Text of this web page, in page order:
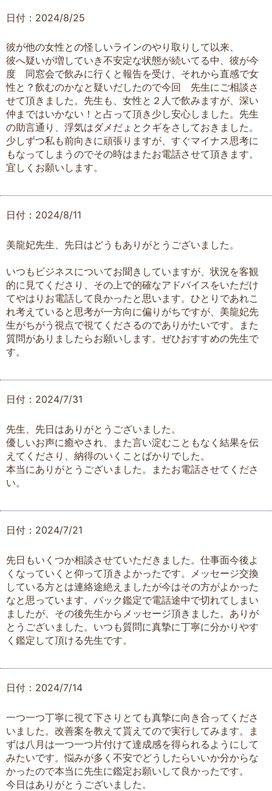
日付：2024/8/25
彼が他の女性との怪しいラインのやり取りして以来、
彼へ疑いが増していき不安定な状態が続いてる中、彼が今
度 同窓会で飲みに行くと報告を受け、それから直感で女
性と？飲むのかなと疑いだしたので今回 先生にご相談さ
せて頂きました。先生も、女性と２人で飲みますが、深い
仲まではいかない！と占って頂き少し安心しました。先生
の助言通り、浮気はダメだょとクギをさしておきました。
少しずつ私も前向きに頑張りますが、すぐマイナス思考に
もなってしまうのでその時はまたお電話させて頂きます。
宜しくお願いします。
日付：2024/8/11
美龍妃先生、先日はどうもありがとうございました。
いつもビジネスについてお聞きしていますが、状況を客観
的に見てくださり、その上で的確なアドバイスをいただけ
てやはりお電話して良かったと思います。ひとりであれこ
れ考えていると思考が一方向に偏りがちですが、美龍妃先
生がちがう視点で視てくださるのでありがたいです。また
質問がありましたらお願いします。ぜひおすすめの先生で
す。
日付：2024/7/31
先生、先日はありがとうございました。
優しいお声に癒やされ、また言い淀むこともなく結果を伝
えてくださり、納得のいくことばかりでした。
本当にありがとうございました。またお電話させてくださ
い。
日付：2024/7/21
先日もいくつか相談させていただきました。仕事面今後よ
くなっていくと仰って頂きよかったです。メッセージ交換
している方とは連絡途絶えましたが今はその方がよかった
なと思っています。パック鑑定で電話途中で切れてしまい
ましたが、その後先生からメッセージ頂きました。ありが
とうございました。いつも質問に真摯に丁寧に分かりやす
く鑑定して頂ける先生です。
日付：2024/7/14
一つ一つ丁寧に視て下さりとても真摯に向き合ってくださ
いました。改善案を教えて貰えてので実行してみます。ま
ずは八月は一つ一つ片付けて達成感を得られるようにして
みたいです。悩みが多く不安でどうしたらいいか分からな
かったので本当に先生に鑑定お願いして良かったです。
今日はありがとうございました。